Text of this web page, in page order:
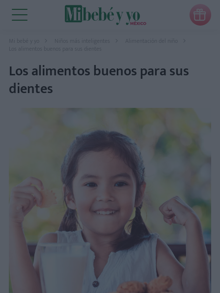

Mi bebé y yo Niños más inteligentes
Alimentación del niño
Los alimentos buenos para sus dientes
Los alimentos buenos para sus
dientes